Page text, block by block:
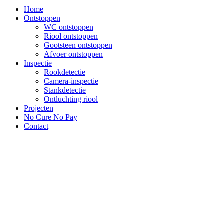
Home
Ontstoppen
WC ontstoppen
Riool ontstoppen
Gootsteen ontstoppen
Afvoer ontstoppen
Inspectie
Rookdetectie
Camera-inspectie
Stankdetectie
Ontluchting riool
Projecten
No Cure No Pay
Contact